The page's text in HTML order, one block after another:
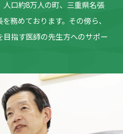
人口約8万人の町、三重県名張
を務めております。その傍ら、
目指す医師の先生方へのサポー